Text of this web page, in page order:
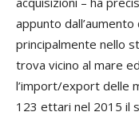
appunto
principalmente nello
trova vicino al mare
l’import/export delle
123 ettari nel 2015 il